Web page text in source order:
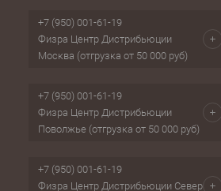
+7 (950) 001-61-19
Физра Центр Дистрибьюции
Москва (отгрузка от 50 000 руб)
+7 (950) 001-61-19
Физра Центр Дистрибьюции
Поволжье (отгрузка от 50 000 руб)
+7 (950) 001-61-19
Физра Центр Дистрибьюции Север